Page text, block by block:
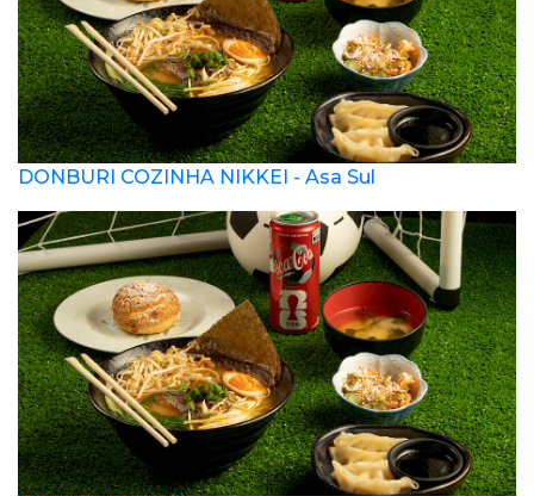
DONBURI COZINHA NIKKEI - Asa Sul